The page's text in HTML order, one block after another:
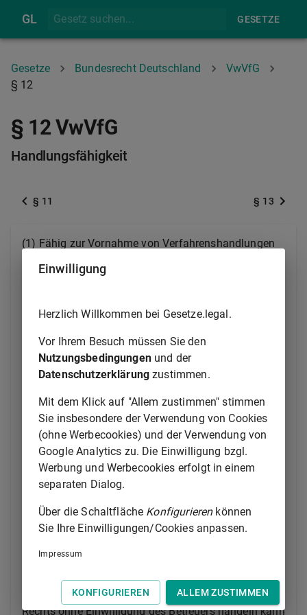
GL GESETZE
Gesetze Bundesrecht Deutschland
VwVfG
§ 12
§ 12 VwVfG
Handlungsfähigkeit
§ 11 § 13
(1) Fähig zur Vornahme von Verfahrenshandlungen
2.
natürliche Personen, die nach bürgerlichem
Recht in der Geschäftsfähigkeit beschränkt
sind, soweit sie für den Gegenstand des
Verfahrens durch Vorschriften des
oder durch Vorschriften des öffentlichen
Rechts als handlungsfähig anerkannt sind,
3.
juristische Personen und Vereinigungen (
11 Nr. 2 ) durch ihre gesetzlichen Vertreter
oder durch besonders Beauftragte,
4.
Behörden durch ihre Leiter, deren Vertreter
(2) Betrifft ein Einwilligungsvorbehalt nach § 1825
Verfahrens, so ist ein geschäftsfähiger Betreuter nur
insoweit zur Vornahme von Verfahrenshandlungen
fähig, als er nach den Vorschriften des bürgerlichen
Rechts ohne Einwilligung des Betreuers handeln kann
Einwilligung
Herzlich Willkommen bei Gesetze.legal.
Vor Ihrem Besuch müssen Sie den
Nutzungsbedingungenund der
Datenschutzerklärung zustimmen.
Mit dem Klick auf "Allem zustimmen" stimmen
Sie insbesondere der Verwendung von Cookies
(ohne Werbecookies) und der Verwendung von
Google Analytics zu. Die Einwilligung bzgl.
Werbung und Werbecookies erfolgt in einem
separaten Dialog.
Über die Schaltfläche Konfigurierenkönnen
Sie Ihre Einwilligungen/Cookies anpassen.
Impressum
KONFIGURIEREN ALLEM ZUSTIMMEN